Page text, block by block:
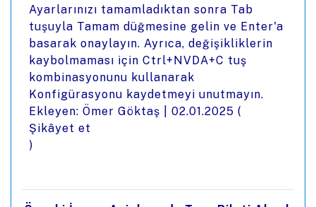
Ayarlarınızı tamamladıktan sonra Tab
tuşuyla Tamam düğmesine gelin ve Enter'a
basarak onaylayın. Ayrıca, değişikliklerin
kaybolmaması için Ctrl+NVDA+C tuş
kombinasyonunu kullanarak
Konfigürasyonu kaydetmeyi unutmayın.
Ekleyen: Ömer Göktaş | 02.01.2025 (
Şikâyet et
)